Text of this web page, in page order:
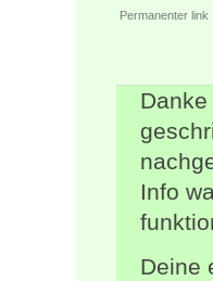
Permanenter link
Info
Deine